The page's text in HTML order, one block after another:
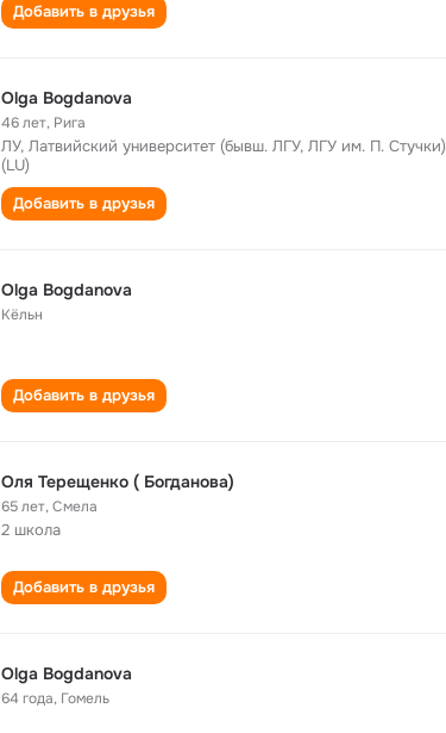
Добавить в друзья
Olga Bogdanova
46 лет, Рига
ЛУ, Латвийский университет (бывш. ЛГУ, ЛГУ им. П. Стучки)
(LU)
Добавить в друзья
Olga Bogdanova
Кёльн
Добавить в друзья
Оля Терещенко ( Богданова)
65 лет,Смела
2 школа
Добавить в друзья
Olga Bogdanova
64 года, Гомель